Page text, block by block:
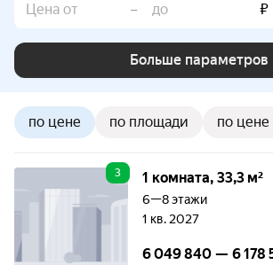
– ₽
Больше параметров
по цене по площади по цене
3 1 комната, 33,3 м²
6—8 этажи
1 кв. 2027
6 049 840 — 6 178